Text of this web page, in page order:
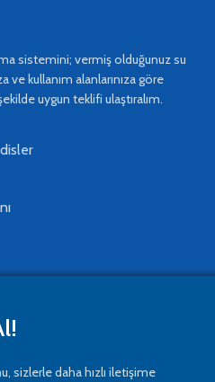
sistemini; vermiş olduğunuz su
ve kullanım alanlarınıza göre
uygun teklifi ulaştıralım.
sizlerle daha hızlı iletişime